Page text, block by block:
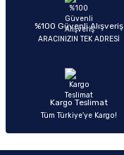
%100 Güvenli Alışveriş
ARACINIZIN TEK ADRESİ
Kargo Teslimat
Tüm Türkiye’ye Kargo!